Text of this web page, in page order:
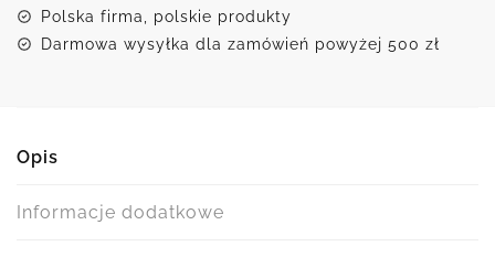
Polska firma, polskie produkty
Darmowa wysyłka dla zamówień powyżej 500 zł
Opis
Informacje dodatkowe